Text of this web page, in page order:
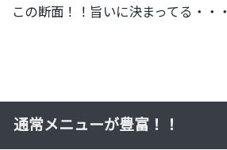
この断面！！旨いに決まってる・・・
通常メニューが豊富！！